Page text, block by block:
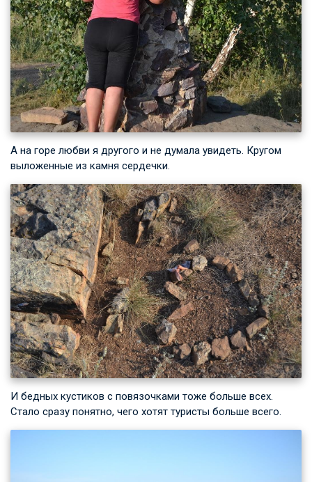
А на горе любви я другого и не думала увидеть. Кругом
выложенные из камня сердечки.
И бедных кустиков с повязочками тоже больше всех.
Стало сразу понятно, чего хотят туристы больше всего.